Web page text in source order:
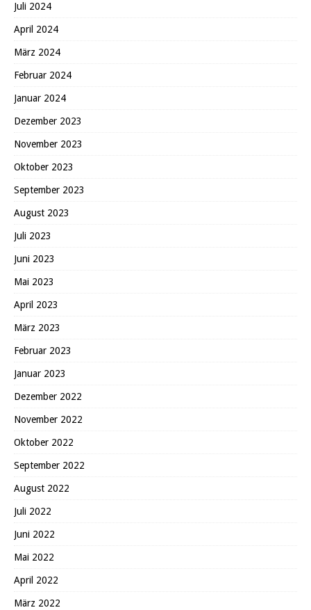
Juli 2024
April 2024
März 2024
Februar 2024
Januar 2024
Dezember 2023
November 2023
Oktober 2023
September 2023
August 2023
Juli 2023
Juni 2023
Mai 2023
April 2023
März 2023
Februar 2023
Januar 2023
Dezember 2022
November 2022
Oktober 2022
September 2022
August 2022
Juli 2022
Juni 2022
Mai 2022
April 2022
März 2022